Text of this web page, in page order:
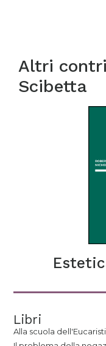
Altri
Scibetta
Libri
Alla scuola